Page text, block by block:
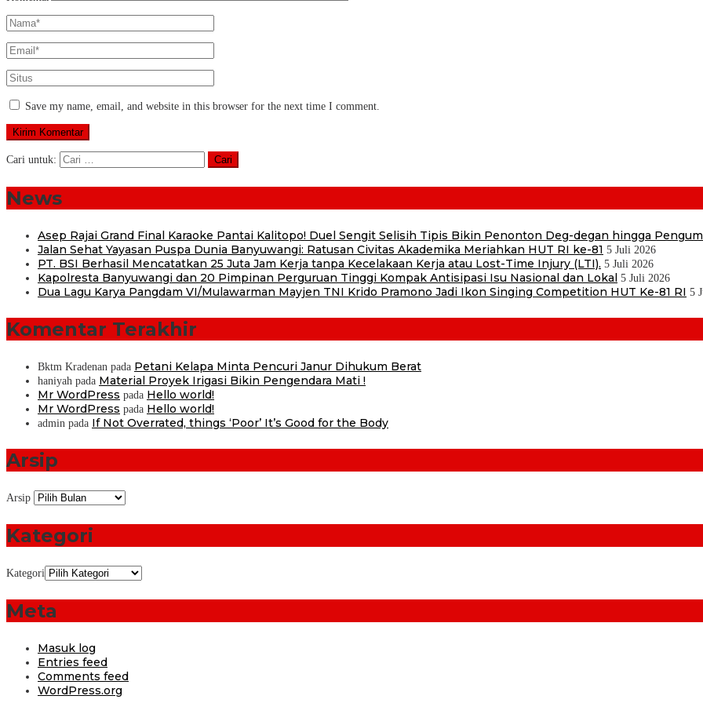
Save my name, email, and website in this browser for the next time I comment.
Cari untuk:
News
Asep Rajai Grand Final Karaoke Pantai Kalitopo! Duel Sengit Selisih Tipis Bikin Penonton Deg-degan hingga
Jalan Sehat Yayasan Puspa Dunia Banyuwangi: Ratusan Civitas Akademika Meriahkan HUT RI ke-81 5 Juli 2026
PT. BSI Berhasil Mencatatkan 25 Juta Jam Kerja tanpa Kecelakaan Kerja atau Lost-Time Injury (LTI). 5 Juli 2026
Kapolresta Banyuwangi dan 20 Pimpinan Perguruan Tinggi Kompak Antisipasi Isu Nasional dan Lokal 5 Juli 2026
Dua Lagu Karya Pangdam VI/Mulawarman Mayjen TNI Krido Pramono Jadi Ikon Singing Competition HUT Ke-81 RI 5
Komentar Terakhir
Bktm Kradenan pada Petani Kelapa Minta Pencuri Janur Dihukum Berat
haniyah pada Material Proyek Irigasi Bikin Pengendara Mati !
Mr WordPress pada Hello world!
Mr WordPress pada Hello world!
admin pada If Not Overrated, things ‘Poor’ It’s Good for the Body
Arsip
Arsip
Kategori
Kategori
Meta
Masuk log
Entries feed
Comments feed
WordPress.org